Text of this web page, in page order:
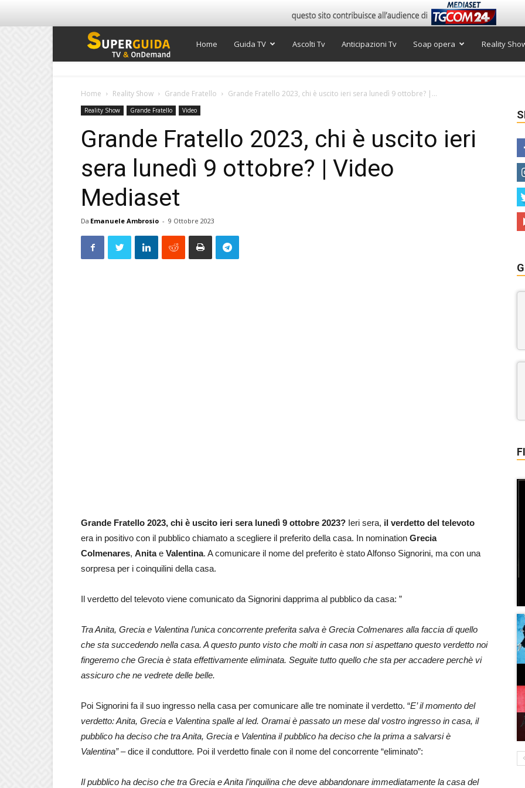
Super
TV
Home Guida TV Ascolti Tv Anticipazioni Tv Soap opera Reality
Home Reality Show Grande Fratello Grande Fratello 2023, chi è uscito ieri sera lunedì 9 ottobre? |...
Reality Show Grande Fratello Video
Grande Fratello 2023, chi è uscito ieri
sera lunedì 9 ottobre? | Video
Mediaset
Da Emanuele Ambrosio - 9 Ottobre 2023
Grande Fratello 2023, chi è uscito ieri sera lunedì 9 ottobre 2023? Ieri sera, il verdetto del televoto
era in positivo con il pubblico chiamato a scegliere il preferito della casa. In nomination Grecia
Colmenares, Anitae Valentina. A comunicare il nome del preferito è stato Alfonso Signorini, ma con una
sorpresa per i coinquilini della casa.
Il verdetto del televoto viene comunicato da Signorini dapprima al pubblico da casa: ”
Tra Anita, Grecia e Valentina l’unica concorrente preferita salva è Grecia Colmenares alla faccia di quello
che sta succedendo nella casa. A questo punto visto che molti in casa non si aspettano questo verdetto noi
fingeremo che Grecia è stata effettivamente eliminata. Seguite tutto quello che sta per accadere perchè vi
assicuro che ne vedrete delle belle.
Poi Signorini fa il suo ingresso nella casa per comunicare alle tre nominate il verdetto. “E’ il momento del
verdetto: Anita, Grecia e Valentina spalle al led. Oramai è passato un mese dal vostro ingresso in casa, il
pubblico ha deciso che tra Anita, Grecia e Valentina il pubblico ha deciso che la prima a salvarsi è
Valentina” –dice il conduttore. Poi il verdetto finale con il nome del concorrente “eliminato”:
Il pubblico ha deciso che tra Grecia e Anita l’inquilina che deve abbandonare immediatamente la casa del